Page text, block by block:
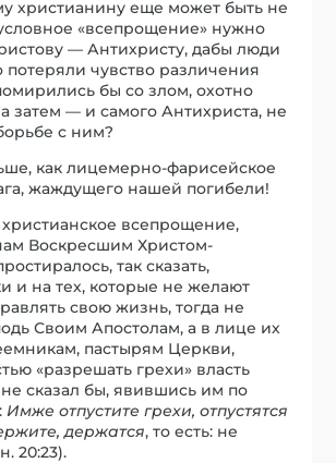
христианину еще может быть не
«всепрощение» нужно
— Антихристу, дабы люди
потеряли чувство различения
бы со злом, охотно
затем — и самого Антихриста, не
с ним?
как лицемерно-фарисейское
жаждущего нашей погибели!
всепрощение,
Воскресшим Христом-
так сказать,
и на тех, которые не желают
свою жизнь, тогда не
Своим Апостолам, а в лице их
пастырям Церкви,
«разрешать грехи» власть
не сказал бы, явившись им по
Имже отпустите грехи, отпустятся
держатся, то есть: не
20:23).